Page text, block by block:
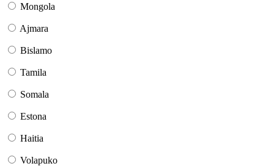
Mongola
Ajmara
Bislamo
Tamila
Somala
Estona
Haitia
Volapuko